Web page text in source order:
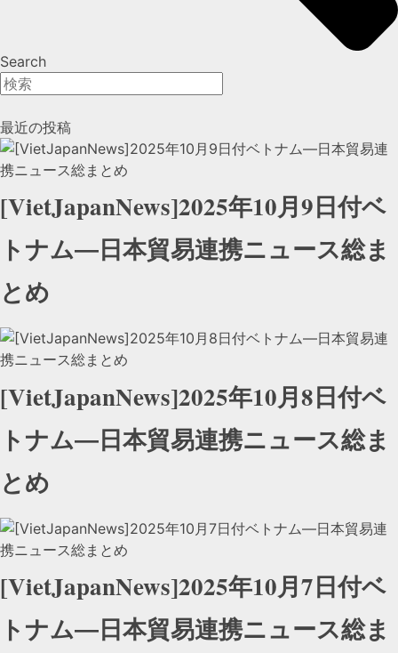
Search
最近の投稿
[VietJapanNews]2025年10月9日付ベ
トナム―日本貿易連携ニュース総ま
とめ
[VietJapanNews]2025年10月8日付ベ
トナム―日本貿易連携ニュース総ま
とめ
[VietJapanNews]2025年10月7日付ベ
トナム―日本貿易連携ニュース総ま